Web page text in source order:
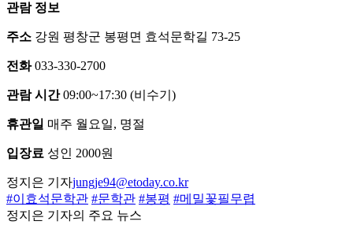
관람 정보
주소 강원 평창군 봉평면 효석문학길 73-25
전화033-330-2700
관람 시간09:00~17:30 (비수기)
휴관일 매주 월요일, 명절
입장료 성인 2000원
정지은 기자jungje94@etoday.co.kr
#이효석문학관 #문학관 #봉평 #메밀꽃필무렵
정지은 기자의 주요 뉴스